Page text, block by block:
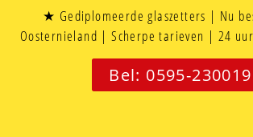
★ Gediplomeerde glaszetters | Nu
Oosternieland | Scherpe tarieven | 24
Bel: 0595-230019